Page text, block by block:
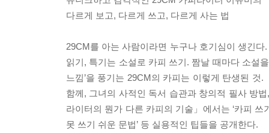
다르게 보고, 다르게 쓰고, 다르게 사는 법
29CM를 아는 사람이라면 누구나 호기심이 생긴
읽기, 특기는 소설로 카피 쓰기. 짬날 때마다 소설
느낌’을 풍기는 29CM의 카피는 이렇게 탄생된
함께, 그녀의 사적인 독서 습관과 창의적 필사 방
라이터의 뭔가 다른 카피의 기술」에서는 ‘카피 쓰
못 쓰기 쉬운 문법’ 등 실용적인 팁들을 공개한다.